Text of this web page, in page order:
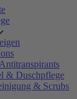
& Duschpflege
& Scrubs